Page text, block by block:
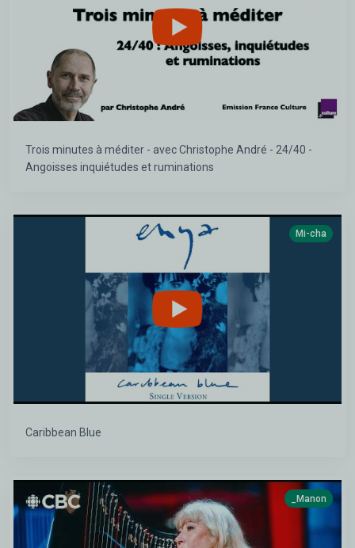
Trois minutes à méditer - avec Christophe André - 24/40 -
Angoisses inquiétudes et ruminations
Mi-cha
Caribbean Blue
_Manon